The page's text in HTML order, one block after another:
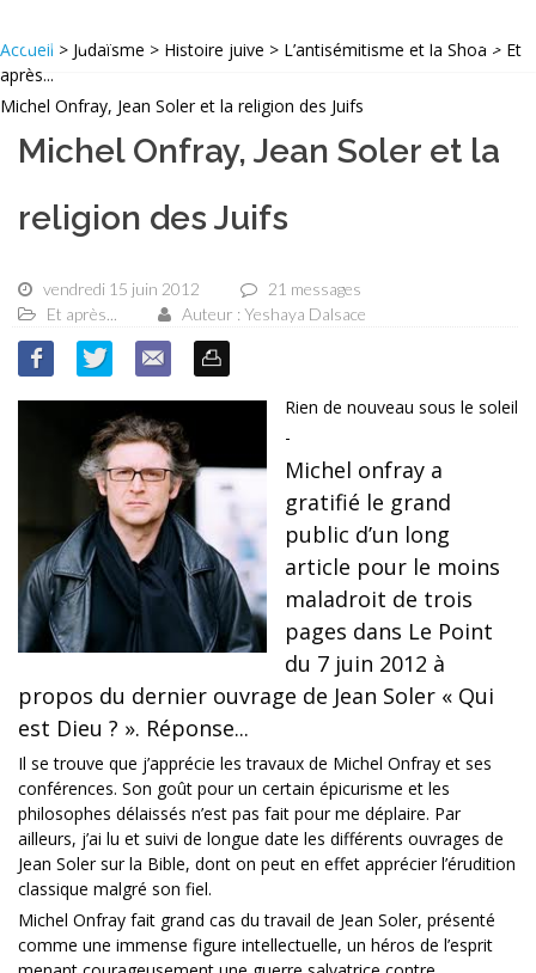
Accueil > Judaïsme > Histoire juive > L’antisémitisme et la Shoa > Et
après...
Michel Onfray, Jean Soler et la religion des Juifs
Michel Onfray, Jean Soler et la
religion des Juifs
vendredi 15 juin 2012
21 messages
Et après...
Auteur : Yeshaya Dalsace
Rien de nouveau sous le soleil
-
Michel onfray a
gratifié le grand
public d’un long
article pour le moins
maladroit de trois
pages dans Le Point
du 7 juin 2012 à
propos du dernier ouvrage de Jean Soler « Qui
est Dieu ? ». Réponse...
Il se trouve que j’apprécie les travaux de Michel Onfray et ses
conférences. Son goût pour un certain épicurisme et les
philosophes délaissés n’est pas fait pour me déplaire. Par
ailleurs, j’ai lu et suivi de longue date les différents ouvrages de
Jean Soler sur la Bible, dont on peut en effet apprécier l’érudition
classique malgré son fiel.
Michel Onfray fait grand cas du travail de Jean Soler, présenté
comme une immense figure intellectuelle, un héros de l’esprit